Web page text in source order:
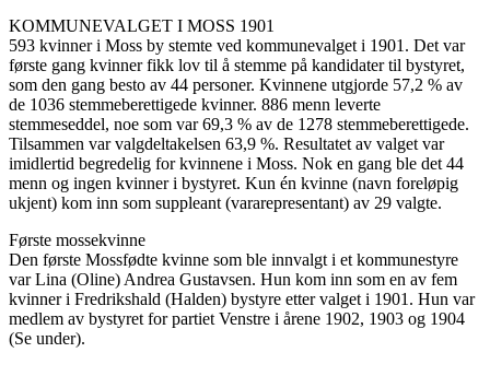
KOMMUNEVALGET I MOSS 1901
593 kvinner i Moss by stemte ved kommunevalget i 1901. Det var
første gang kvinner fikk lov til å stemme på kandidater til bystyret,
som den gang besto av 44 personer. Kvinnene utgjorde 57,2 % av
de 1036 stemmeberettigede kvinner. 886 menn leverte
stemmeseddel, noe som var 69,3 % av de 1278 stemmeberettigede.
Tilsammen var valgdeltakelsen 63,9 %. Resultatet av valget var
imidlertid begredelig for kvinnene i Moss. Nok en gang ble det 44
menn og ingen kvinner i bystyret. Kun én kvinne (navn foreløpig
ukjent) kom inn som suppleant (vararepresentant) av 29 valgte.
Første mossekvinne
Den første Mossfødte kvinne som ble innvalgt i et kommunestyre
var Lina (Oline) Andrea Gustavsen. Hun kom inn som en av fem
kvinner i Fredrikshald (Halden) bystyre etter valget i 1901. Hun var
medlem av bystyret for partiet Venstre i årene 1902, 1903 og 1904
(Se under).